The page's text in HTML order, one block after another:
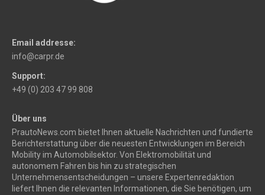
Email addresse:
info@carpr.de
Support:
+49 (0) 203 47 99 808
Über uns
PrautoNews.com bietet Ihnen aktuelle Nachrichten und fundierte
Berichterstattung über die neuesten Entwicklungen im Bereich
Mobility im Automobilsektor. Von Elektromobilität und
autonomem Fahren bis hin zu strategischen
Unternehmensentscheidungen – unsere Expertenredaktion
liefert Ihnen die relevanten Informationen, die Sie benötigen, um